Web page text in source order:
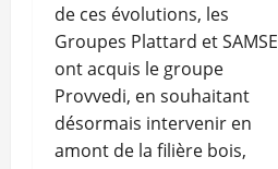
de ces évolutions, les
Groupes Plattard et SAMSE
ont acquis le groupe
Provvedi, en souhaitant
désormais intervenir en
amont de la filière bois,